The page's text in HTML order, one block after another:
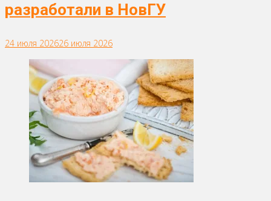
разработали в НовГУ
24 июля 202626 июля 2026